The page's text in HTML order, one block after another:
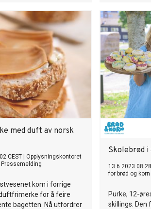
til middagen og
med duft av norsk
CEST
Opplysningskontoret
Pressemelding
kom i forrige
for å feire
bagetten. Nå utfordrer
Skolebrød
13.6.2023
for brød og korn
Purke, 12-
skillings. Den